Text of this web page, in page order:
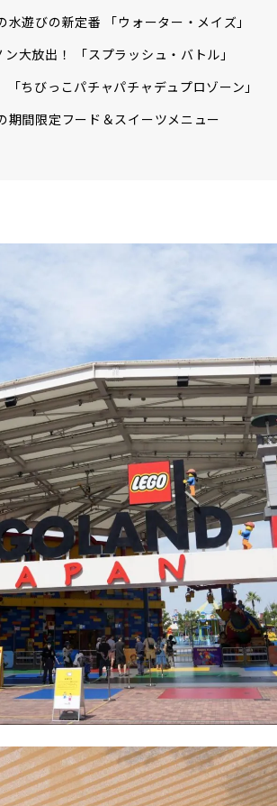
遊びの新定番 「ウォーター・メイズ」
大放出！ 「スプラッシュ・バトル」
ちびっこパチャパチャデュプロゾーン」
期間限定フード＆スイーツメニュー